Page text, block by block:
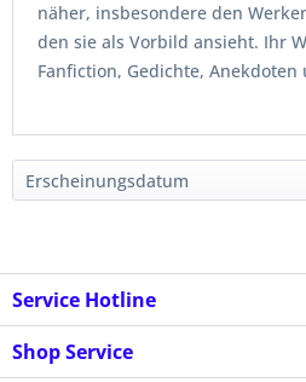
näher, insbesondere den
den sie als Vorbild ansieht. Ihr
Fanfiction, Gedichte,
Service Hotline
Shop Service